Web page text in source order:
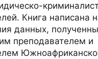
Книга написана
данных,
преподавателем и